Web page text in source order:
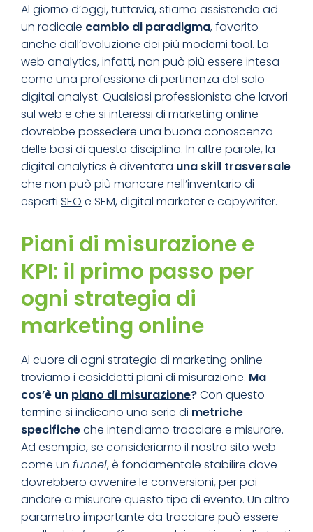
Al giorno d’oggi, tuttavia, stiamo assistendo ad
un radicale cambio di paradigma, favorito
anche dall’evoluzione dei più moderni tool. La
web analytics, infatti, non può più essere intesa
come una professione di pertinenza del solo
digital analyst. Qualsiasi professionista che lavori
sul web e che si interessi di marketing online
dovrebbe possedere una buona conoscenza
delle basi di questa disciplina. In altre parole, la
digital analytics è diventata una skill trasversale
che non può più mancare nell’inventario di
esperti SEO e SEM, digital marketer e copywriter.
Piani di misurazione e
KPI: il primo passo per
ogni strategia di
marketing online
Al cuore di ogni strategia di marketing online
troviamo i cosiddetti piani di misurazione. Ma
cos’è un piano di misurazione?Con questo
termine si indicano una serie di metriche
specificheche intendiamo tracciare e misurare.
Ad esempio, se consideriamo il nostro sito web
come un funnel, è fondamentale stabilire dove
dovrebbero avvenire le conversioni, per poi
andare a misurare questo tipo di evento. Un altro
parametro importante da tracciare può essere